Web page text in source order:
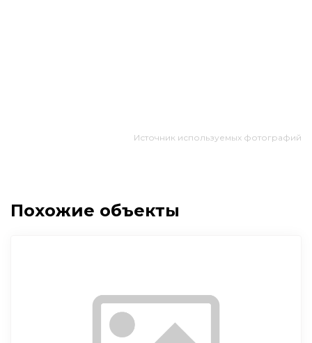
Источник используемых фотографий
Похожие объекты